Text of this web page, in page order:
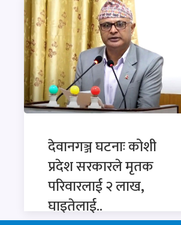
देवानगञ्ज घटनाः कोशी
प्रदेश सरकारले मृतक
परिवारलाई २ लाख,
घाइतेलाई..